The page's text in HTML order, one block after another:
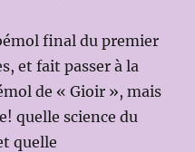
final du premier
et fait passer à la
de « Gioir », mais
quelle science du
quelle